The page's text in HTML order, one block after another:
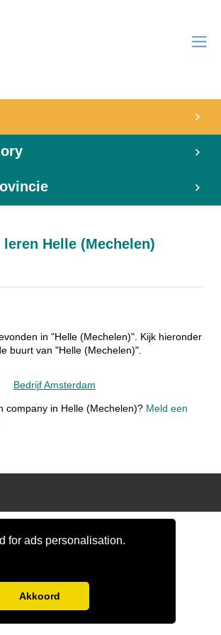
for ads personalisation.
Akkoord
Helle (Mechelen)
in "Helle (Mechelen)". Kijk hieronder
buurt van "Helle (Mechelen)".
Bedrijf Amsterdam
company in Helle (Mechelen)? Meld een